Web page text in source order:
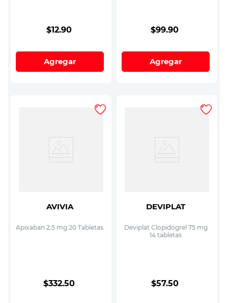
$12.90
Agregar
$99.90
Agregar
AVIVIA
Apixaban 2.5 mg 20 Tabletas
$332.50
DEVIPLAT
Deviplat Clopidogrel 75 mg
14 tabletas
$57.50